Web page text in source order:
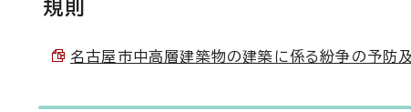
規則
名古屋市中高層建築物の建築に係る紛争の予